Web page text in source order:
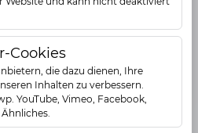
Cookies
die dazu dienen, Ihre
Inhalten zu verbessern.
YouTube, Vimeo, Facebook,